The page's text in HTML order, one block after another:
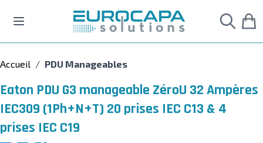
Accueil / PDU Manageables
Eaton PDU G3 manageable ZéroU 32 Ampères
IEC309 (1Ph+N+T) 20 prises IEC C13 & 4
prises IEC C19